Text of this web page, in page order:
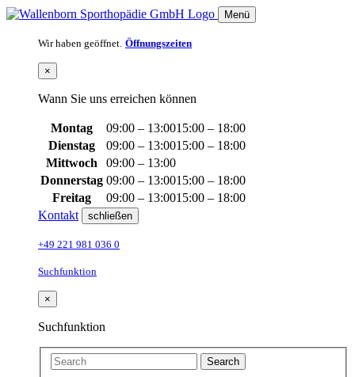
Menü
Wir haben geöffnet. Öffnungszeiten
×
Wann Sie uns erreichen können
Montag 09:00 – 13:0015:00 – 18:00
Dienstag
09:00 – 13:0015:00 – 18:00
Mittwoch
09:00 – 13:00
Donnerstag 09:00 – 13:0015:00 – 18:00
Freitag
09:00 – 13:0015:00 – 18:00
Kontakt
schließen
+49 221 981 036 0
Suchfunktion
×
Suchfunktion
Search